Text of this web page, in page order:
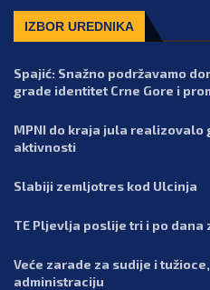
IZBOR UREDNIKA
Spajić: Snažno podržavamo
grade identitet Crne Gore i
MPNI do kraja jula realizovalo
aktivnosti
Slabiji zemljotres kod Ulcinja
TE Pljevlja poslije tri i po
Veće zarade za sudije i
administraciju